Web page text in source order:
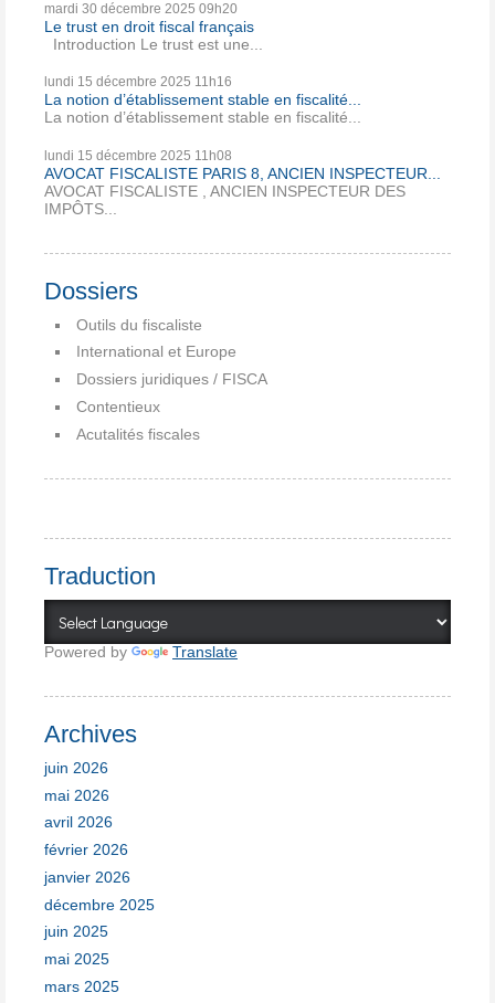
mardi 30 décembre 2025 09h20
Le trust en droit fiscal français
Introduction Le trust est une...
lundi 15 décembre 2025 11h16
La notion d’établissement stable en fiscalité...
La notion d’établissement stable en fiscalité...
lundi 15 décembre 2025 11h08
AVOCAT FISCALISTE PARIS 8, ANCIEN INSPECTEUR...
AVOCAT FISCALISTE , ANCIEN INSPECTEUR DES
IMPÔTS...
Dossiers
Outils du fiscaliste
International et Europe
Dossiers juridiques / FISCA
Contentieux
Acutalités fiscales
Traduction
Powered by Translate
Archives
juin 2026
mai 2026
avril 2026
février 2026
janvier 2026
décembre 2025
juin 2025
mai 2025
mars 2025